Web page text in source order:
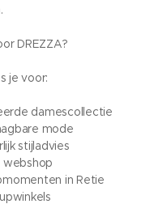
DREZZA?
je voor:
damescollectie
mode
stijladvies
webshop
in Retie